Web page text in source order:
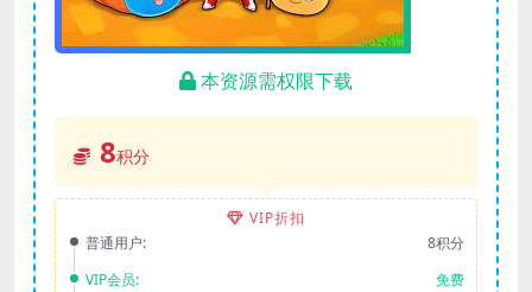
本资源需权限下载
8积分
VIP折扣
普通用户:
8积分
VIP会员:
免费